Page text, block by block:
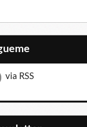
via RSS